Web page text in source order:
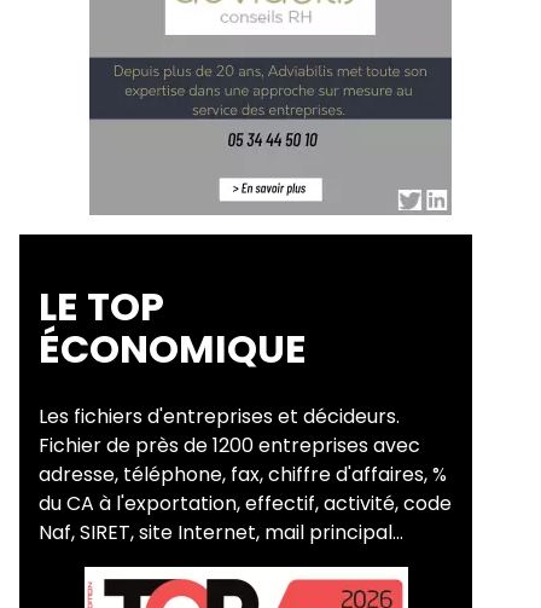
LE TOP
ÉCONOMIQUE
Les fichiers d'entreprises et décideurs.
Fichier de près de 1200 entreprises avec
adresse, téléphone, fax, chiffre d'affaires, %
du CA à l'exportation, effectif, activité, code
Naf, SIRET, site Internet, mail principal...